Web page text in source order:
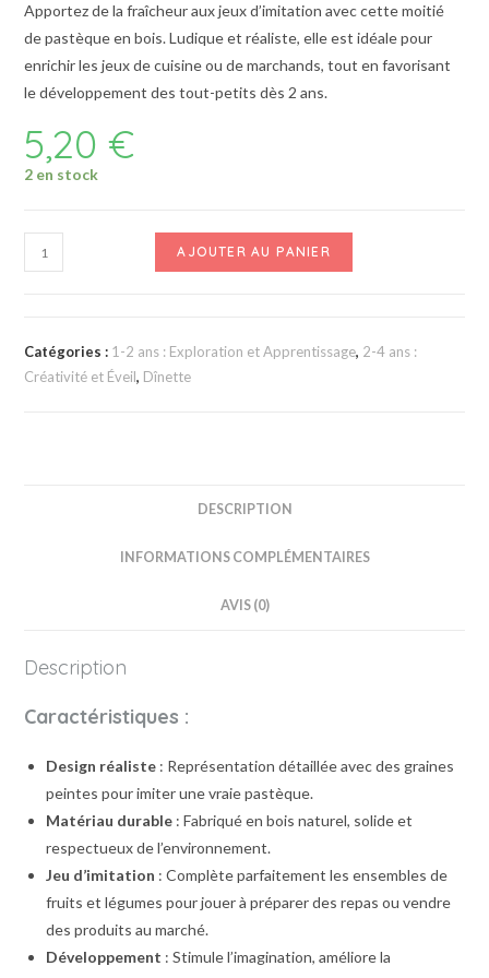
Apportez de la fraîcheur aux jeux d’imitation avec cette moitié
de pastèque en bois. Ludique et réaliste, elle est idéale pour
enrichir les jeux de cuisine ou de marchands, tout en favorisant
le développement des tout-petits dès 2 ans.
5,20€
2 en stock
AJOUTER AU PANIER
Catégories : 1-2 ans : Exploration et Apprentissage, 2-4 ans :
Créativité et Éveil, Dînette
DESCRIPTION
INFORMATIONS COMPLÉMENTAIRES
AVIS (0)
Description
Caractéristiques :
Design réaliste : Représentation détaillée avec des graines
peintes pour imiter une vraie pastèque.
Matériau durable : Fabriqué en bois naturel, solide et
respectueux de l’environnement.
Jeu d’imitation : Complète parfaitement les ensembles de
fruits et légumes pour jouer à préparer des repas ou vendre
des produits au marché.
Développement : Stimule l’imagination, améliore la